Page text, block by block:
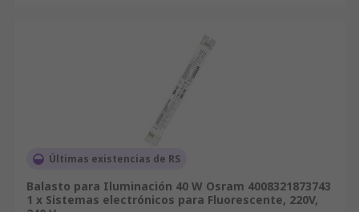
Últimas existencias de RS
Balasto para Iluminación 40 W Osram 4008321873743
1 x Sistemas electrónicos para Fluorescente, 220V,